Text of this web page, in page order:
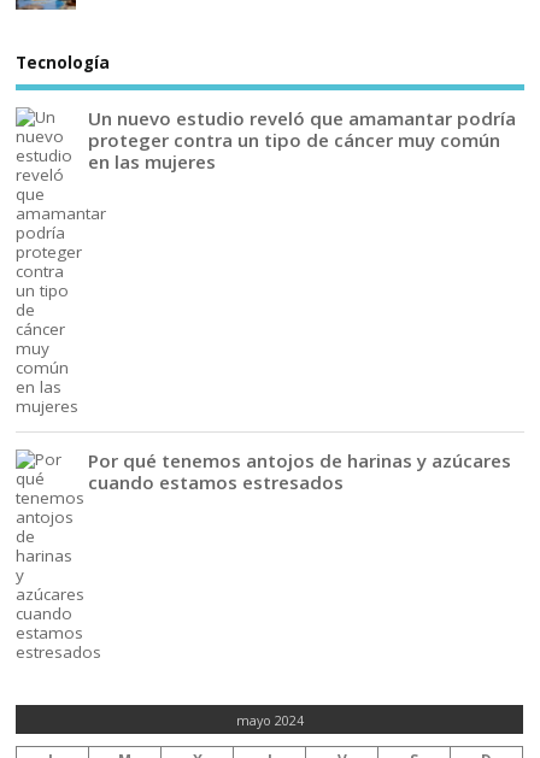
Tecnología
Un nuevo estudio reveló que amamantar podría
proteger contra un tipo de cáncer muy común
en las mujeres
Por qué tenemos antojos de harinas y azúcares
cuando estamos estresados
mayo 2024